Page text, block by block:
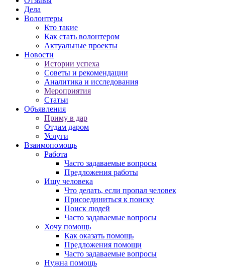
Дела
Волонтеры
Кто такие
Как стать волонтером
Актуальные проекты
Новости
Истории успеха
Советы и рекомендации
Аналитика и исследования
Мероприятия
Статьи
Объявления
Приму в дар
Отдам даром
Услуги
Взаимопомощь
Работа
Часто задаваемые вопросы
Предложения работы
Ищу человека
Что делать, если пропал человек
Присоединиться к поиску
Поиск людей
Часто задаваемые вопросы
Хочу помощь
Как оказать помощь
Предложения помощи
Часто задаваемые вопросы
Нужна помощь